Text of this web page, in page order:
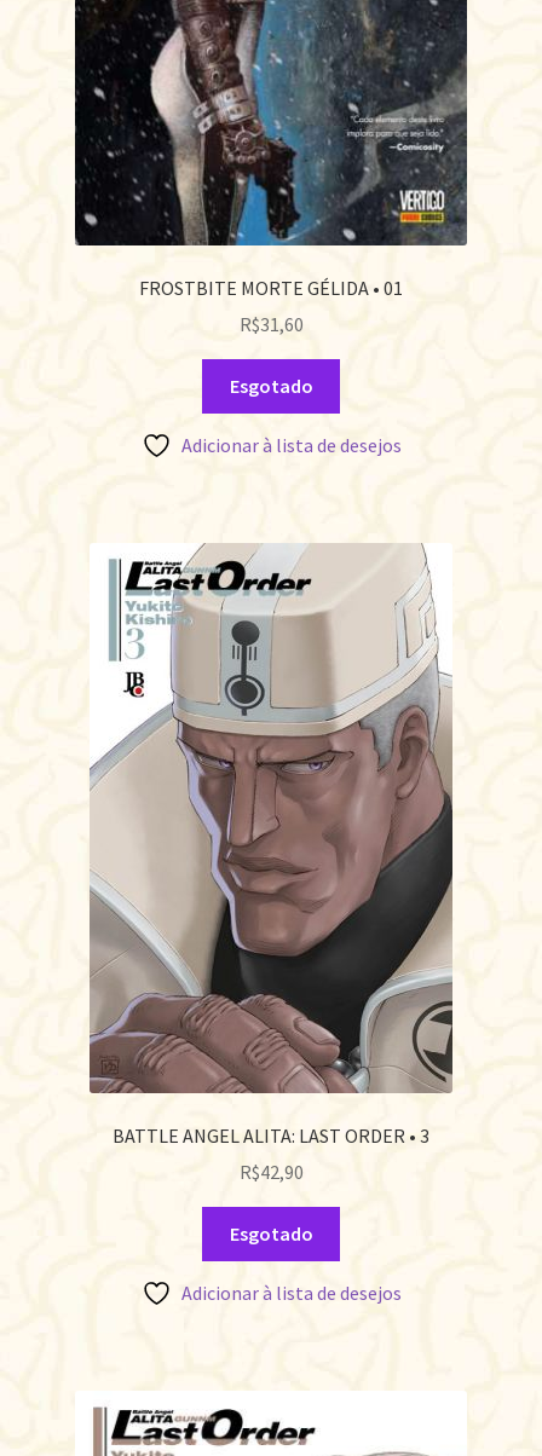
FROSTBITE MORTE GÉLIDA • 01
R$31,60
Esgotado
Adicionar à lista de desejos
BATTLE ANGEL ALITA: LAST ORDER • 3
R$42,90
Esgotado
Adicionar à lista de desejos